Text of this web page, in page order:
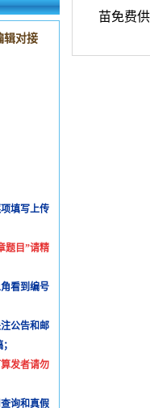
辑对接
填写上传
题目”请精
看到编号
公告和邮
发者请勿
询和真假
苗免费